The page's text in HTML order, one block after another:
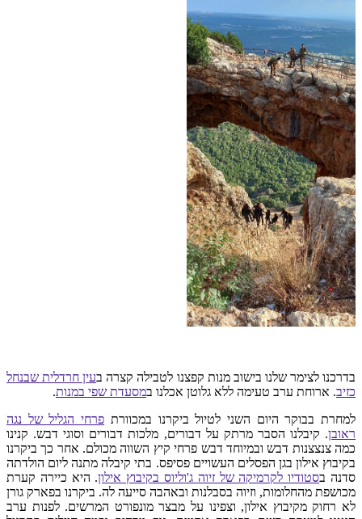
בדרכנו לצימר שלנו בישוב מנות קפצנו לטבילה קצרה בעין חרדלית שבנחל
כזיב. ארוחת ערב טעימה ללא גלוטן אכלנו במסעדת שפי במנות.
למחרת בבוקר היום השני לטיול ביקרנו במכוורת פרחי הגליל של נגה
ראובן. קיבלנו הסבר מרתק על דבורים, מלכות דבורים וסוגי דבש. קנינו
כמה צנצצנות דבש ובמיוחד דבש פרחי קיץ השווה מכולם. אחר כך ביקרנו
בקיבוץ אילון בגן הפסלים העשויים פסיפס. בתי קיבלה מתנה ליום הולדתה
סדנה בסטודיו לקרמיקה של זיוה ג'וליוס בקיבוץ אילון. היא כיירה קערת
מכושפת מהחלומות, וזיוה בסבלנות ובאהבה סייעה לה. ביקרנו בפארק גורן
לא רחוק מקיבוץ אילון, וצפינו על מבצר מונפורט המרשים. לפנות ערב